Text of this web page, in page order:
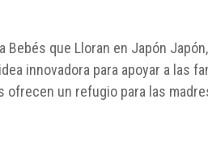
que Lloran en Japón
innovadora para apoyar a las
un refugio para las